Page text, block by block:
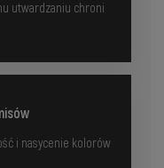
utwardzaniu chroni
i nasycenie kolorów